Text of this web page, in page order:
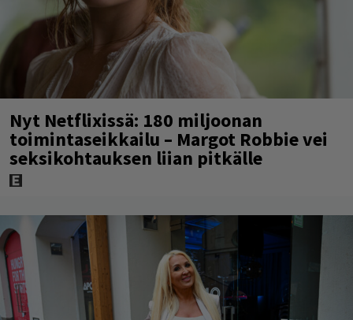
Nyt Netflixissä: 180 miljoonan
toimintaseikkailu – Margot Robbie vei
seksikohtauksen liian pitkälle